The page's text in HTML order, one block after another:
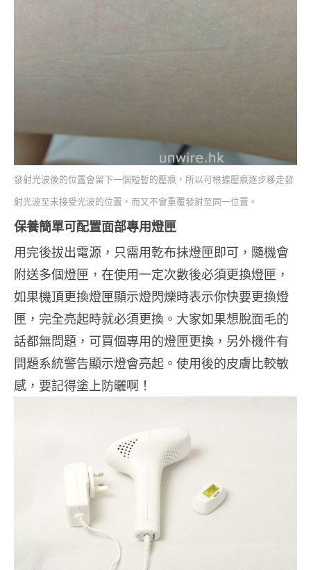
發射光波後的位置會留下一個短暫的壓痕，所以可根據壓痕逐步移走發
射光波至未接受光波的位置，而又不會重覆發射至同一位置。
保養簡單可配置面部專用燈匣
用完後拔出電源，只需用乾布抺燈匣即可，隨機會
附送多個燈匣，在使用一定次數後必須更換燈匣，
如果機頂更換燈匣顯示燈閃爍時表示你快要更換燈
匣，完全亮起時就必須更換。大家如果想脫面毛的
話都無問題，可買個專用的燈匣更換，另外機件有
問題系統警告顯示燈會亮起。使用後的皮膚比較敏
感，要記得塗上防曬啊！